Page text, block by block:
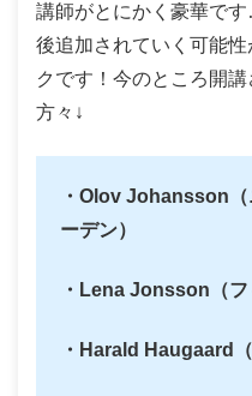
講師がとにかく豪華で
後追加されていく可能
クです！今のところ開
方々↓
・Olov Johansson
ーデン）
・Lena Jonsson（フ
・Harald Haugaard